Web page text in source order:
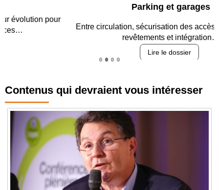
Parking et garages
Entre circulation, sécurisation des accès, durabilité des
revêtements et intégration…
Contenus qui devraient vous intéresser